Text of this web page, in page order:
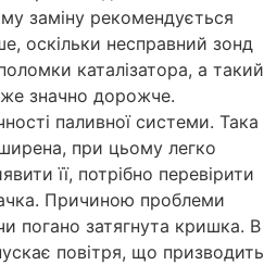
заміну рекомендується
оскільки несправний зонд
каталізатора, а такий
значно дорожче.
паливної системи. Така
при цьому легко
її, потрібно перевірити
Причиною проблеми
погано затягнута кришка. В
повітря, що призводить